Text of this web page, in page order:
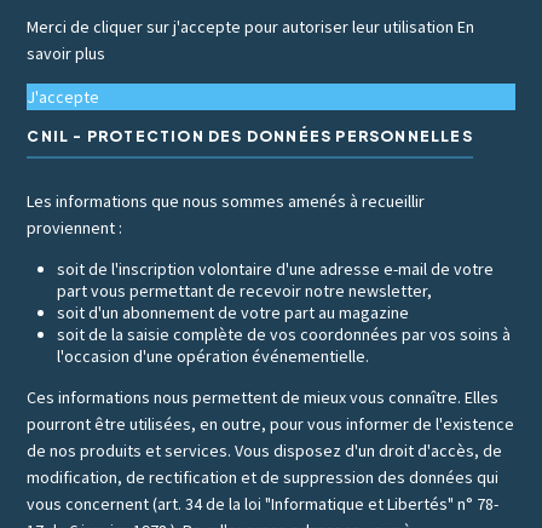
Merci de cliquer sur j'accepte pour autoriser leur utilisationEn
savoir plus
J'accepte
CNIL - PROTECTION DES DONNÉES PERSONNELLES
Les informations que nous sommes amenés à recueillir
proviennent :
soit de l'inscription volontaire d'une adresse e-mail de votre
part vous permettant de recevoir notre newsletter,
soit d'un abonnement de votre part au magazine
soit de la saisie complète de vos coordonnées par vos soins à
l'occasion d'une opération événementielle.
Ces informations nous permettent de mieux vous connaître. Elles
pourront être utilisées, en outre, pour vous informer de l'existence
de nos produits et services. Vous disposez d'un droit d'accès, de
modification, de rectification et de suppression des données qui
vous concernent (art. 34 de la loi "Informatique et Libertés" n° 78-